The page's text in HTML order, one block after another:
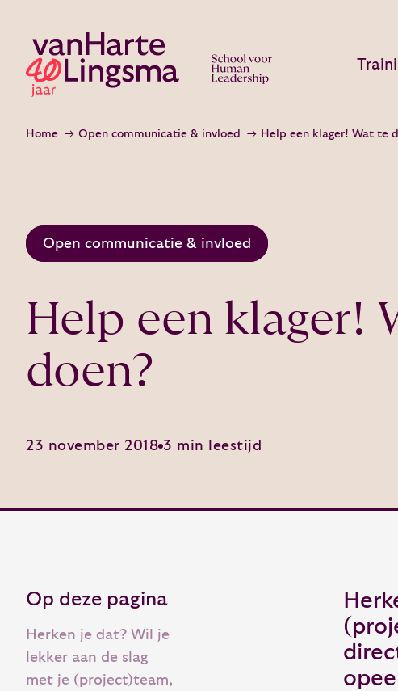
Home Open communicatie & invloed Help een klager! Wat te
Open communicatie & invloed
Help een klager!
doen?
23 november 2018 3 min leestijd
Op deze pagina
Herken je dat? Wil je
lekker aan de slag
met je (project)team,